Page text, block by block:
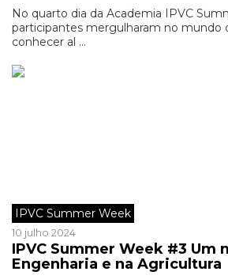
No quarto dia da Academia IPVC
participantes mergulharam no mundo
conhecer al ...
IPVC Summer Week
10 julho 2024
IPVC Summer Week #3 Um
Engenharia e na Agricultura